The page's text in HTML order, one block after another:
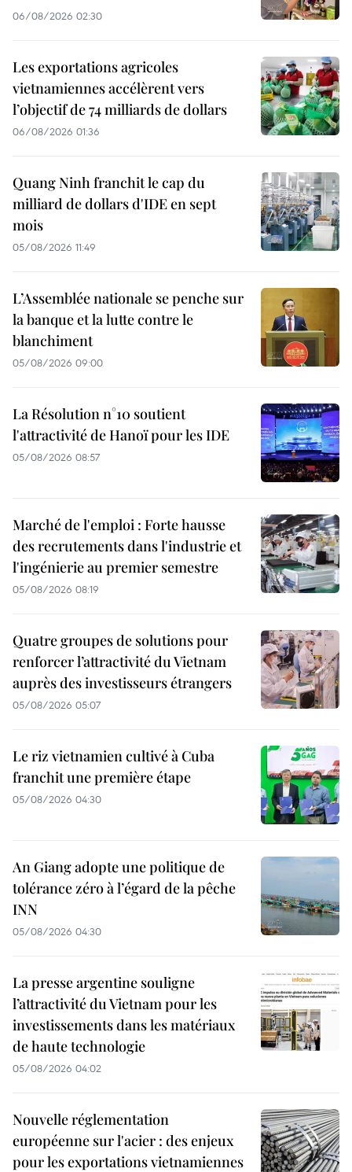
06/08/2026 02:30
Les exportations agricoles
vietnamiennes accélèrent vers
l’objectif de 74 milliards de dollars
06/08/2026 01:36
Quang Ninh franchit le cap du
milliard de dollars d'IDE en sept
mois
05/08/2026 11:49
L’Assemblée nationale se penche sur
la banque et la lutte contre le
blanchiment
05/08/2026 09:00
La Résolution n°10 soutient
l'attractivité de Hanoï pour les IDE
05/08/2026 08:57
Marché de l'emploi : Forte hausse
des recrutements dans l'industrie et
l'ingénierie au premier semestre
05/08/2026 08:19
Quatre groupes de solutions pour
renforcer l’attractivité du Vietnam
auprès des investisseurs étrangers
05/08/2026 05:07
Le riz vietnamien cultivé à Cuba
franchit une première étape
05/08/2026 04:30
An Giang adopte une politique de
tolérance zéro à l’égard de la pêche
INN
05/08/2026 04:30
La presse argentine souligne
l’attractivité du Vietnam pour les
investissements dans les matériaux
de haute technologie
05/08/2026 04:02
Nouvelle réglementation
européenne sur l'acier : des enjeux
pour les exportations vietnamiennes